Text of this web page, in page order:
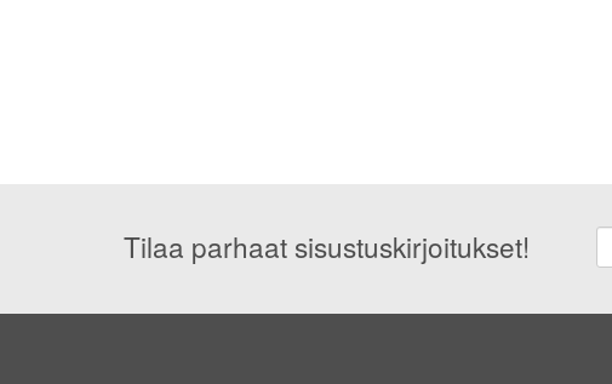
Tilaa parhaat sisustuskirjoitukset!